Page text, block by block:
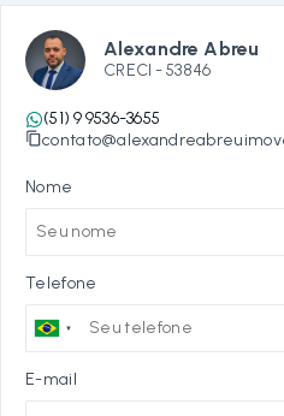
Alexandre Abreu
CRECI -53846
(51) 9 9536-3655
Nome
Telefone
E-mail